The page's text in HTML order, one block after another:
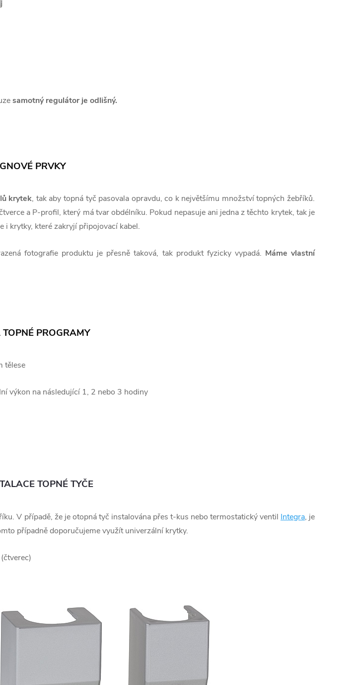
samotný regulátor je odlišný.
PRVKY
krytek, tak aby topná tyč pasovala opravdu, co k největšímu množství topných žebříků.
a P-profil, který má tvar obdélníku. Pokud nepasuje ani jedna z těchto krytek, tak je
i krytky, které zakryjí připojovací kabel.
fotografie produktu je přesně taková, tak produkt fyzicky vypadá. Máme vlastní
TOPNÉ PROGRAMY
tělese
výkon na následující 1, 2 nebo 3 hodiny
TOPNÉ TYČE
V případě, že je otopná tyč instalována přes t-kus nebo termostatický ventil Integra, je
případně doporučujeme využít univerzální krytky.